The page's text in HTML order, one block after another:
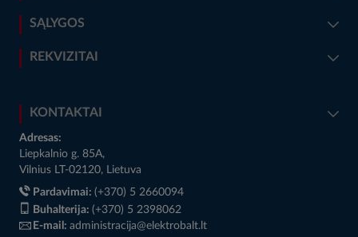
SĄLYGOS
REKVIZITAI
KONTAKTAI
Adresas:
Liepkalnio g. 85A,
Vilnius LT-02120, Lietuva
Pardavimai: (+370) 5 2660094
Buhalterija: (+370) 5 2398062
E-mail: administracija@elektrobalt.lt